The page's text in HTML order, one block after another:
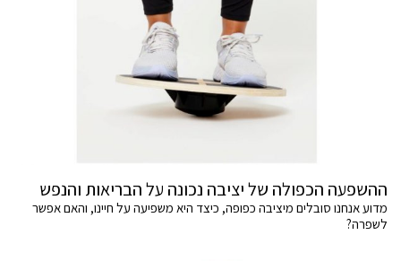
ההשפעה הכפולה של יציבה נכונה על הבריאות והנפש
מדוע אנחנו סובלים מיציבה כפופה, כיצד היא משפיעה על חיינו, והאם אפשר
לשפרה?